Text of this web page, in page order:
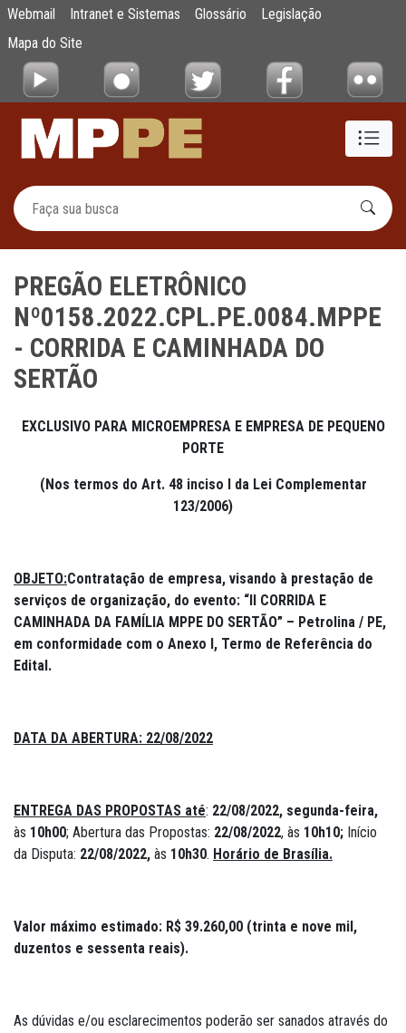
Pular para o Conteúdo principal
PREGÃO ELETRÔNICO
Webmail Intranet e Sistemas Glossário
Legislação
Mapa do Site
PREGÃO ELETRÔNICO
Nº0158.2022.CPL.PE.0084.MPPE
- CORRIDA E CAMINHADA DO
SERTÃO
EXCLUSIVO PARA MICROEMPRESA E EMPRESA DE PEQUENO
PORTE
(Nos termos do Art. 48 inciso I da Lei Complementar
123/2006)
OBJETO:Contratação de empresa, visando à prestação de
serviços de organização, do evento: “II CORRIDA E
CAMINHADA DA FAMÍLIA MPPE DO SERTÃO” – Petrolina / PE,
em conformidade com o Anexo I, Termo de Referência do
Edital.
DATA DA ABERTURA: 22/08/2022
ENTREGA DAS PROPOSTAS até: 22/08/2022, segunda-feira,
às 10h00; Abertura das Propostas: 22/08/2022, às 10h10; Início
da Disputa: 22/08/2022, às 10h30. Horário de Brasília.
Valor máximo estimado: R$ 39.260,00 (trinta e nove mil,
duzentos e sessenta reais).
As dúvidas e/ou esclarecimentos poderão ser sanados através do